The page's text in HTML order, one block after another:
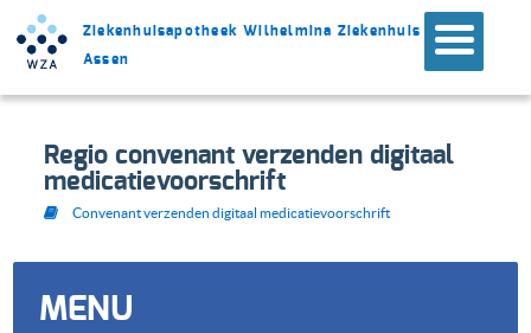
Ziekenhuisapotheek Wilhelmina Ziekenhuis
Assen
Regio convenant verzenden digitaal
medicatievoorschrift
Convenant verzenden digitaal medicatievoorschrift
MENU